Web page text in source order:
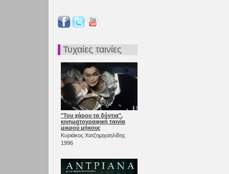
Τυχαίες ταινίες
"Του χάρου τα δόντια",
κινηματογραφική ταινία
μικρού μήκους
Κυριάκος Χατζημιχαηλίδης
1996